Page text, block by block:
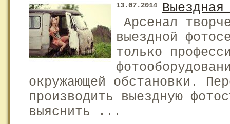
13.07.2014
Арсенал
выездной
только
окружающей обстановки.
производить выездную
выяснить ...